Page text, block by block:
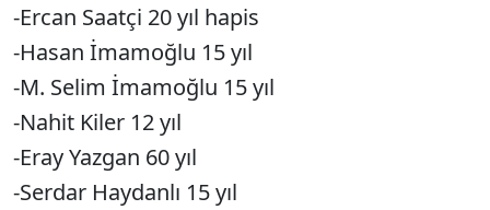
-Ercan Saatçi 20 yıl hapis
-Hasan İmamoğlu 15 yıl
-M. Selim İmamoğlu 15 yıl
-Nahit Kiler 12 yıl
-Eray Yazgan 60 yıl
-Serdar Haydanlı 15 yıl